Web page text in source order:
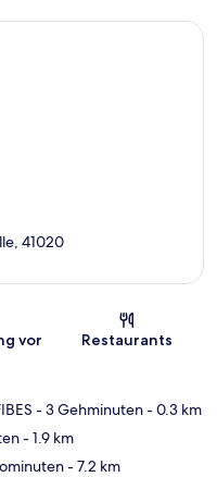
41020
vor
Restaurants
- 3 Gehminuten- 0.3 km
- 1.9 km
- 7.2 km